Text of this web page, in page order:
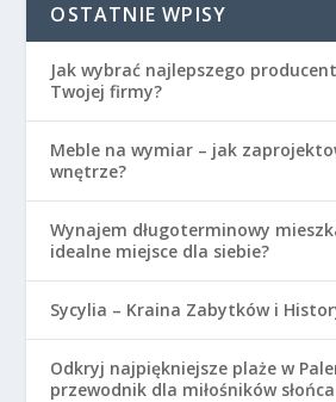
OSTATNIE WPISY
Jak wybrać najlepszego
Twojej firmy?
Meble na wymiar – jak
wnętrze?
Wynajem długoterminowy
idealne miejsce dla siebie?
Sycylia – Kraina Zabytków i
Odkryj najpiękniejsze plaże w
przewodnik dla miłośników